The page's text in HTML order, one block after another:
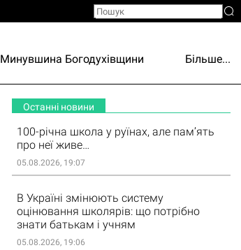
Минувшина Богодухівщини Більше...
Останні новини
100-річна школа у руїнах, але пам’ять
про неї живе…
05.08.2026, 19:07
В Україні змінюють систему
оцінювання школярів: що потрібно
знати батькам і учням
05.08.2026, 19:06